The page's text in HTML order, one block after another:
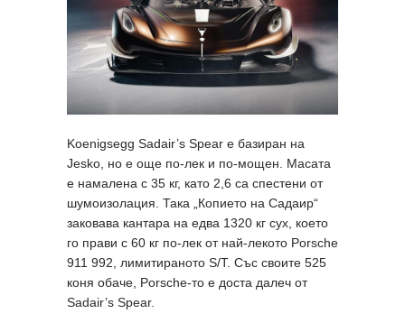
Koenigsegg Sadair’s Spear е базиран на
Jesko, но е още по-лек и по-мощен. Масата
е намалена с 35 кг, като 2,6 са спестени от
шумоизолация. Така „Копието на Садаир“
заковава кантара на едва 1320 кг сух, което
го прави с 60 кг по-лек от най-лекото Porsche
911 992, лимитираното S/T. Със своите 525
коня обаче, Porsche-то е доста далеч от
Sadair’s Spear.